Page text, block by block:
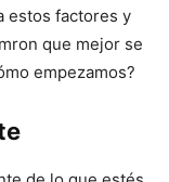
estos factores y
que mejor se
empezamos?